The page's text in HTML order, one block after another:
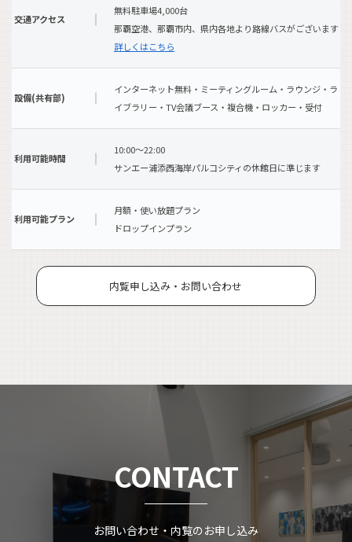
交通アクセス
無料駐車場4,000台
那覇空港、那覇市内、県内各地より路線バスがございます
詳しくはこちら
設備(共有部)
インターネット無料・ミーティングルーム・ラウンジ・ラ
イブラリー・TV会議ブース・複合機・ロッカー・受付
利用可能時間
10:00～22:00
サンエー浦添西海岸パルコシティの休館日に準じます
利用可能プラン
月額・使い放題プラン
ドロップインプラン
内覧申し込み・お問い合わせ
CONTACT
お問い合わせ・内覧のお申し込み